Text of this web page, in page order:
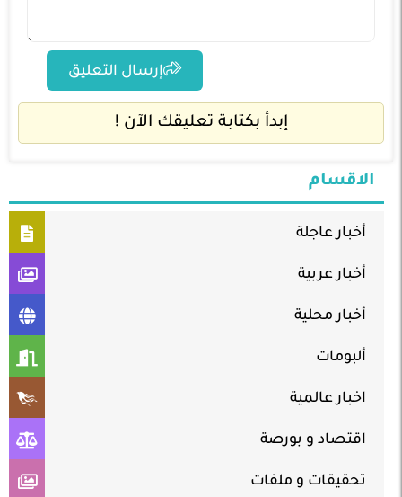
إرسال التعليق
إبدأ بكتابة تعليقك الآن !
الاقسام
أخبار عاجلة
أخبار عربية
أخبار محلية
ألبومات
اخبار عالمية
اقتصاد و بورصة
تحقيقات و ملفات